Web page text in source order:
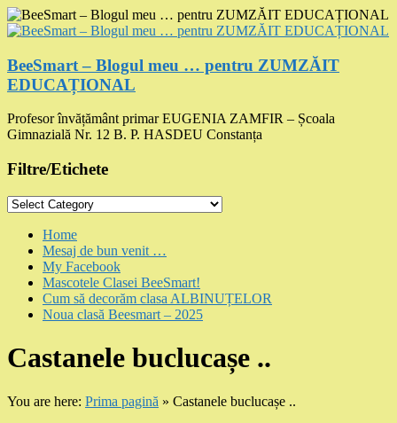
Skip
to
BeeSmart – Blogul meu … pentru ZUMZĂIT
EDUCAȚIONAL
Profesor învățământ primar EUGENIA ZAMFIR – Școala
Gimnazială Nr. 12 B. P. HASDEU Constanța
Filtre/Etichete
Filtre/Etichete
Menu
Home
Mesaj de bun venit …
My Facebook
Mascotele Clasei BeeSmart!
Cum să decorăm clasa ALBINUȚELOR
Noua clasă Beesmart – 2025
Castanele buclucașe ..
You are here: Prima pagină » Castanele buclucașe ..